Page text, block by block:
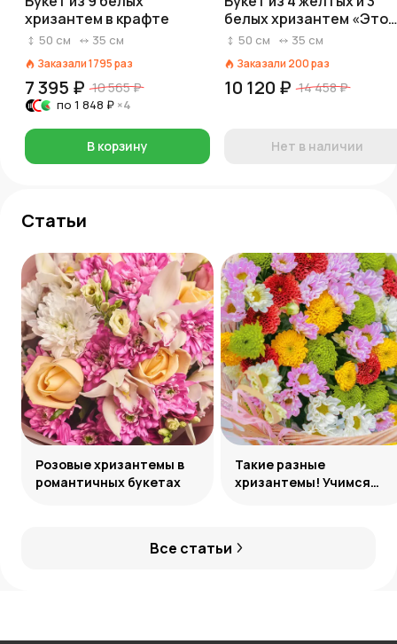
хризантем в крафте
50 см 35 см
Заказали1795раз
7 395 ₽ 10 565 ₽
по 1 848 ₽ ×4
В корзину
белых хризантем «Это
рисунок мальчишки»
50 см 35 см
Заказали 200раз
10 120 ₽ 14 458 ₽
Нет в наличии
Статьи
Все статьи
Розовые хризантемы в
романтичных букетах
Такие разные
хризантемы! Учимся